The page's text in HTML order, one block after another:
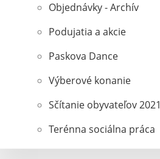
Objednávky - Archív
Podujatia a akcie
Paskova Dance
Výberové konanie
Sčítanie obyvateľov 2021
Terénna sociálna práca